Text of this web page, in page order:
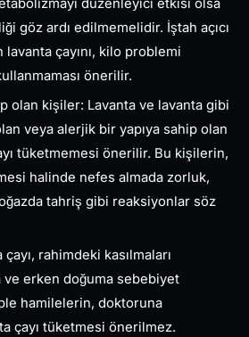
düzenleyici etkisi olsa
göz ardı edilmemelidir. İştah açıcı
çayını, kilo problemi
önerilir.
olan kişiler: Lavanta ve lavanta gibi
veya alerjik bir yapıya sahip olan
tüketmemesi önerilir. Bu kişilerin,
halinde nefes almada zorluk,
tahriş gibi reaksiyonlar söz
rahimdeki kasılmaları
ve erken doğuma sebebiyet
hamilelerin, doktoruna
çayı tüketmesi önerilmez.